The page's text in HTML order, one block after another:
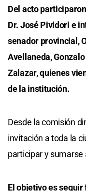
Del acto
Dr. José Pividori e
senador provincial,
Avellaneda,
Zalazar, quienes
de la institución.
Desde la comisión
invitación a toda la
participar y
El objetivo es